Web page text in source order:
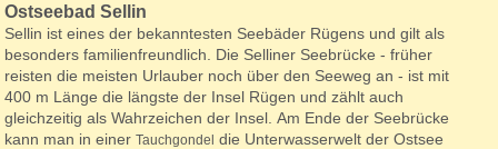
Ostseebad Sellin
Sellin ist eines der bekanntesten Seebäder Rügens und gilt als
besonders familienfreundlich. Die Selliner Seebrücke - früher
reisten die meisten Urlauber noch über den Seeweg an - ist mit
400 m Länge die längste der Insel Rügen und zählt auch
gleichzeitig als Wahrzeichen der Insel.Am Ende der Seebrücke
kann man in einerTauchgondel die Unterwasserwelt der Ostsee